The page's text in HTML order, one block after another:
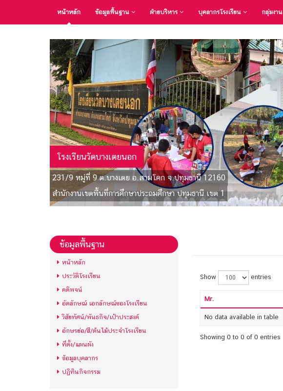
หน้าหลัก ข้อมูลพื้นฐาน ฝ่ายบริหาร บุคลากรโรงเรียน กลุ่มงาน
โรงเรียนวัดบางเตยนอก
231/9 หมู่ที่ 9 ต.บางเตย อ.สามโคก จ.ปทุมธานี 12160
สำนักงานเขตพื้นที่การศึกษาประถมศึกษา ปทุมธานี เขต 1
ข้อมูลพื้นฐาน
หน้าหลัก
ประวัติโรงเรียน
คติพจน์
อัตลักษณ์ เอกลักษณ์ของโรงเรียน
วิสัยทัศน์/พันธกิจ/เป้าประสงค์
อักษรย่อ/สี/ต้นไม้ประจำโรงเรียน
ที่ตั้ง/แผนผัง
ข้อมูลบุคลากร
ปฏิทินกิจกรรม
Show entries
Mr.
No data available in table
Showing 0 to 0 of 0 entries